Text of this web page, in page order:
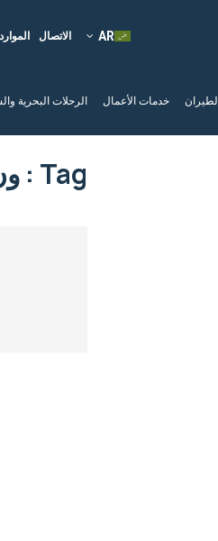
الاتصال
الطيران خدمات الأعمال الرحلات البحرية
Tag : ون آند أونلي